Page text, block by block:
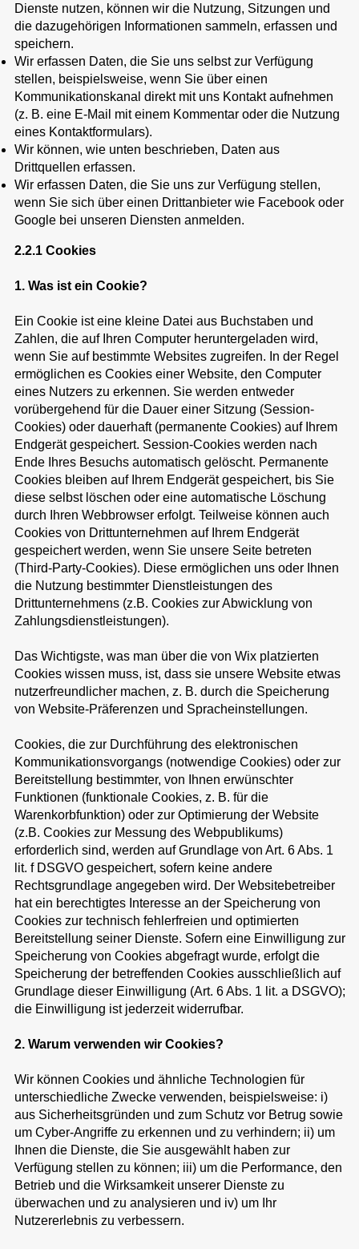
Dienste nutzen, können wir die Nutzung, Sitzungen und
die dazugehörigen Informationen sammeln, erfassen und
speichern.
Wir erfassen Daten, die Sie uns selbst zur Verfügung
stellen, beispielsweise, wenn Sie über einen
Kommunikationskanal direkt mit uns Kontakt aufnehmen
(z. B. eine E-Mail mit einem Kommentar oder die Nutzung
eines Kontaktformulars).
Wir können, wie unten beschrieben, Daten aus
Drittquellen erfassen.
Wir erfassen Daten, die Sie uns zur Verfügung stellen,
wenn Sie sich über einen Drittanbieter wie Facebook oder
Google bei unseren Diensten anmelden.
2.2.1 Cookies
1. Was ist ein Cookie?
Ein Cookie ist eine kleine Datei aus Buchstaben und
Zahlen, die auf Ihren Computer heruntergeladen wird,
wenn Sie auf bestimmte Websites zugreifen. In der Regel
ermöglichen es Cookies einer Website, den Computer
eines Nutzers zu erkennen. Sie werden entweder
vorübergehend für die Dauer einer Sitzung (Session-
Cookies) oder dauerhaft (permanente Cookies) auf Ihrem
Endgerät gespeichert. Session-Cookies werden nach
Ende Ihres Besuchs automatisch gelöscht. Permanente
Cookies bleiben auf Ihrem Endgerät gespeichert, bis Sie
diese selbst löschen oder eine automatische Löschung
durch Ihren Webbrowser erfolgt. Teilweise können auch
Cookies von Drittunternehmen auf Ihrem Endgerät
gespeichert werden, wenn Sie unsere Seite betreten
(Third-Party-Cookies). Diese ermöglichen uns oder Ihnen
die Nutzung bestimmter Dienstleistungen des
Drittunternehmens (z.B. Cookies zur Abwicklung von
Zahlungsdienstleistungen).
Das Wichtigste, was man über die von Wix platzierten
Cookies wissen muss, ist, dass sie unsere Website etwas
nutzerfreundlicher machen, z. B. durch die Speicherung
von Website-Präferenzen und Spracheinstellungen.
Cookies, die zur Durchführung des elektronischen
Kommunikationsvorgangs (notwendige Cookies) oder zur
Bereitstellung bestimmter, von Ihnen erwünschter
Funktionen (funktionale Cookies, z. B. für die
Warenkorbfunktion) oder zur Optimierung der Website
(z.B. Cookies zur Messung des Webpublikums)
erforderlich sind, werden auf Grundlage von Art. 6 Abs. 1
lit. f DSGVO gespeichert, sofern keine andere
Rechtsgrundlage angegeben wird. Der Websitebetreiber
hat ein berechtigtes Interesse an der Speicherung von
Cookies zur technisch fehlerfreien und optimierten
Bereitstellung seiner Dienste. Sofern eine Einwilligung zur
Speicherung von Cookies abgefragt wurde, erfolgt die
Speicherung der betreffenden Cookies ausschließlich auf
Grundlage dieser Einwilligung (Art. 6 Abs. 1 lit. a DSGVO);
die Einwilligung ist jederzeit widerrufbar.
2. Warum verwenden wir Cookies?
Wir können Cookies und ähnliche Technologien für
unterschiedliche Zwecke verwenden, beispielsweise: i)
aus Sicherheitsgründen und zum Schutz vor Betrug sowie
um Cyber-Angriffe zu erkennen und zu verhindern; ii) um
Ihnen die Dienste, die Sie ausgewählt haben zur
Verfügung stellen zu können; iii) um die Performance, den
Betrieb und die Wirksamkeit unserer Dienste zu
überwachen und zu analysieren und iv) um Ihr
Nutzererlebnis zu verbessern.